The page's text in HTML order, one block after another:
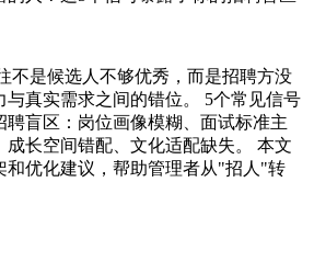
不是候选人不够优秀，而是招聘方没
与真实需求之间的错位。 5个常见信号
聘盲区：岗位画像模糊、面试标准主
成长空间错配、文化适配缺失。 本文
和优化建议，帮助管理者从"招人"转